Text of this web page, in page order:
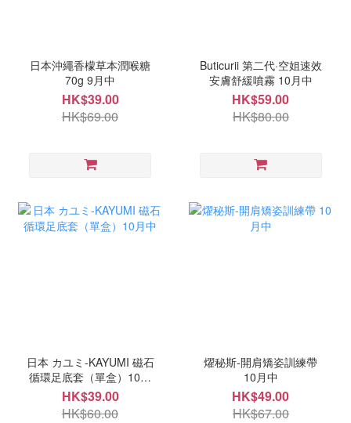
日本沖繩香檬草本潤喉糖
70g 9月中
HK$39.00
HK$69.00
Buticurii 第二代·空姐速效
安膚舒緩噴霧 10月中
HK$59.00
HK$80.00
日本 カユミ-KAYUMI 磁石
循環足底套（單盒）10月
中
HK$39.00
HK$60.00
燿秘斯-開肩矯姿訓練帶
10月中
HK$49.00
HK$67.00